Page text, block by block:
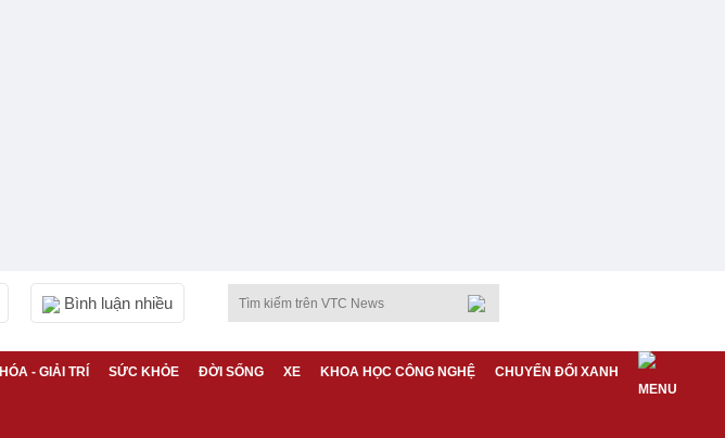
Bình luận nhiều
- GIẢI TRÍ SỨC KHỎE ĐỜI SỐNG XE KHOA HỌC CÔNG NGHỆ CHUYỂN ĐỔI XANH